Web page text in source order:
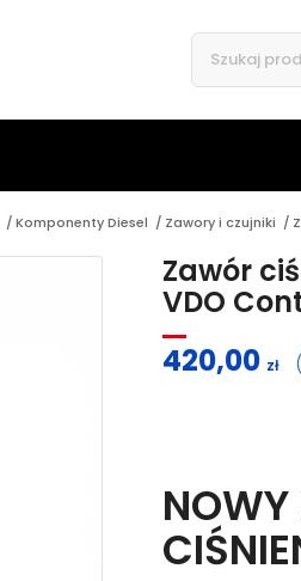
/Komponenty Diesel / Zawory i czujniki /
Zawór
VDO
420,00 zł
NOWY